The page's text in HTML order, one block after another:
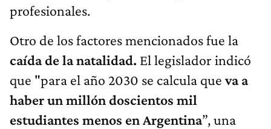
profesionales.
Otro de los factores mencionados fue la
caída de la natalidad. El legislador indicó
que "para el año 2030 se calcula queva a
haber un millón doscientos mil
estudiantes menos en Argentina”, una